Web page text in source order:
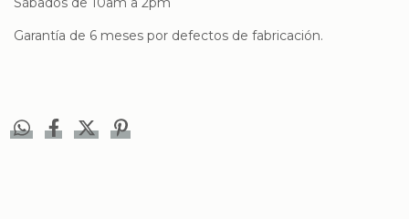
​Garantía de 6 meses por defectos de fabricación.